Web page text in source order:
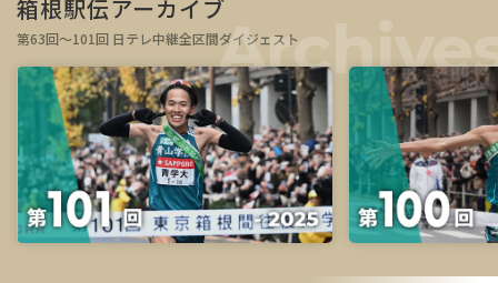
箱根駅伝アーカイブ
第63回～101回 日テレ中継全区間ダイジェスト